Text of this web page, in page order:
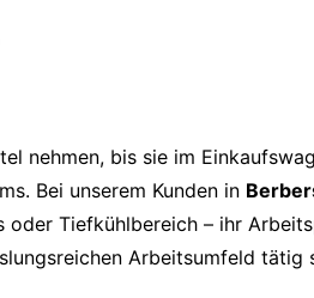
nehmen, bis sie im
Bei unserem Kunden in
oder Tiefkühlbereich – ihr
Arbeitsumfeld tätig